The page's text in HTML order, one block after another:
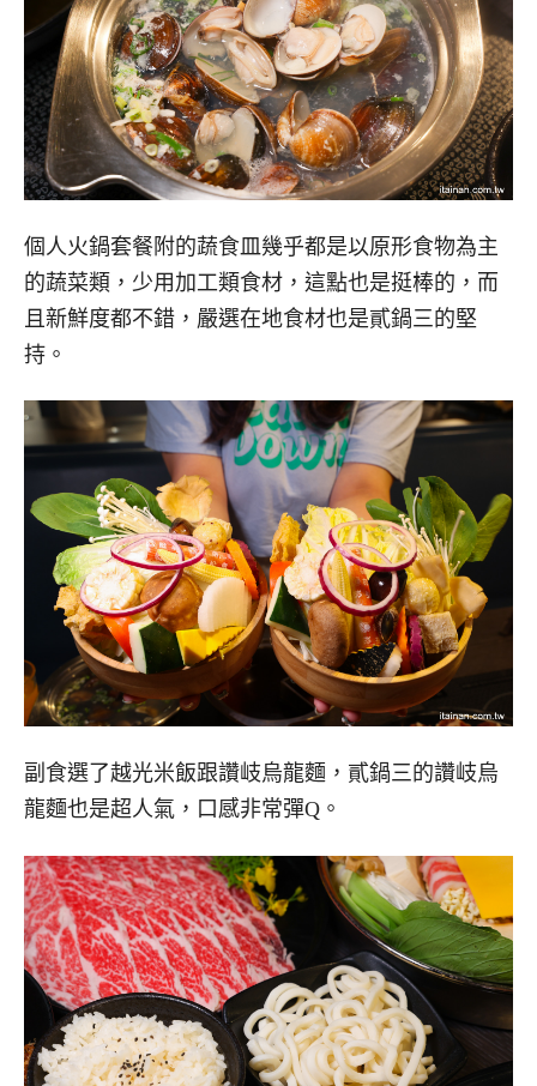
個人火鍋套餐附的蔬食皿幾乎都是以原形食物為主
的蔬菜類，少用加工類食材，這點也是挺棒的，而
且新鮮度都不錯，嚴選在地食材也是貳鍋三的堅
持。
副食選了越光米飯跟讚岐烏龍麵，貳鍋三的讚岐烏
龍麵也是超人氣，口感非常彈Q。